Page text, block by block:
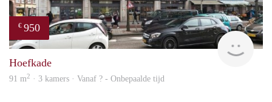
€ 950
Hoefkade
91 m2 · 3 kamers · Vanaf ? - Onbepaalde tijd